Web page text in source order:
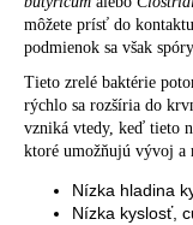
môžete prísť do
podmienok sa však
Tieto zrelé baktérie
rýchlo sa rozšíria do
vzniká vtedy, keď tieto
ktoré umožňujú vývoj a
Nízka hladina
Nízka kyslosť,